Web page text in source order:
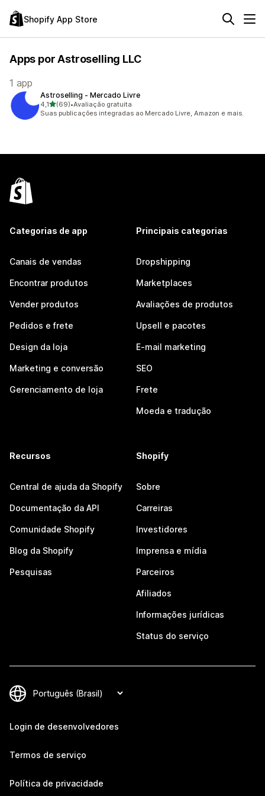
Shopify App Store
Apps por Astroselling LLC
1 app
Astroselling ‑ Mercado Livre
4,1de 5 estrelas
(69)
69 avaliações ao todo
•Avaliação gratuita
Suas publicações integradas ao Mercado Livre, Amazon e mais.
Categorias de app
Canais de vendas
Encontrar produtos
Vender produtos
Pedidos e frete
Design da loja
Marketing e conversão
Gerenciamento de loja
Principais categorias
Dropshipping
Marketplaces
Avaliações de produtos
Upsell e pacotes
E-mail marketing
SEO
Frete
Moeda e tradução
Recursos
Central de ajuda da Shopify
Documentação da API
Comunidade Shopify
Blog da Shopify
Pesquisas
Shopify
Sobre
Carreiras
Investidores
Imprensa e mídia
Parceiros
Afiliados
Informações jurídicas
Status do serviço
Login de desenvolvedores
Termos de serviço
Política de privacidade